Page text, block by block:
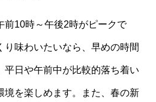
前10時～午後2時がピークで
り味わいたいなら、早めの時間
平日や午前中が比較的落ち着い
境を楽しめます。また、春の新